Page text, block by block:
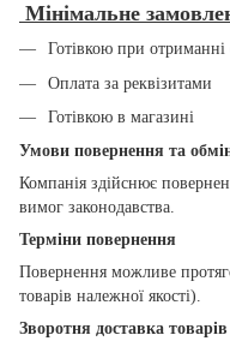
Мінімальне
Готівкою при отриманні
Оплата за реквізитами
Готівкою в магазині
Умови повернення та
Компанія здійснює
вимог законодавства.
Терміни повернення
Повернення можливе
товарів належної якості).
Зворотня доставка